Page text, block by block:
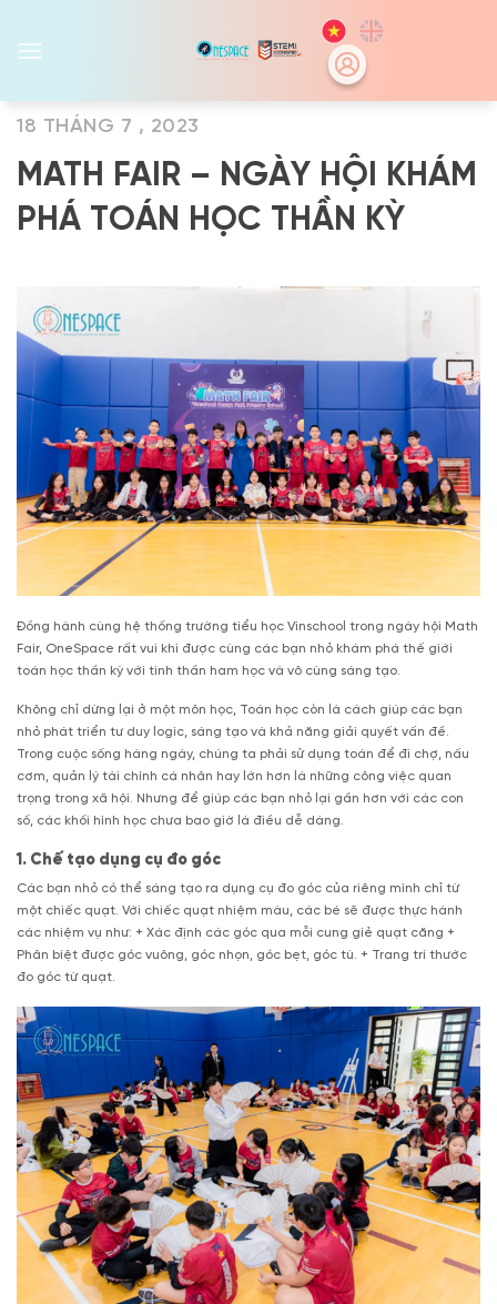
content
18 THÁNG 7 , 2023
MATH FAIR – NGÀY HỘI KHÁM
PHÁ TOÁN HỌC THẦN KỲ
Đồng hành cùng hệ thống trường tiểu học Vinschool trong ngày hội Math
Fair, OneSpace rất vui khi được cùng các bạn nhỏ khám phá thế giới
toán học thần kỳ với tinh thần ham học và vô cùng sáng tạo.
Không chỉ dừng lại ở một môn học, Toán học còn là cách giúp các bạn
nhỏ phát triển tư duy logic, sáng tạo và khả năng giải quyết vấn đề.
Trong cuộc sống hàng ngày, chúng ta phải sử dụng toán để đi chợ, nấu
cơm, quản lý tài chính cá nhân hay lớn hơn là những công việc quan
trọng trong xã hội. Nhưng để giúp các bạn nhỏ lại gần hơn với các con
số, các khối hình học chưa bao giờ là điều dễ dàng.
1. Chế tạo dụng cụ đo góc
Các bạn nhỏ có thể sáng tạo ra dụng cụ đo góc của riêng mình chỉ từ
một chiếc quạt. Với chiếc quạt nhiệm màu, các bé sẽ được thực hành
các nhiệm vụ như: + Xác định các góc qua mỗi cung giẻ quạt căng +
Phân biệt được góc vuông, góc nhọn, góc bẹt, góc tù. + Trang trí thước
đo góc từ quạt.